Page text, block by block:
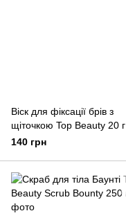
Віск для фіксації брів з
щіточкою Top Beauty 20 г
140 грн